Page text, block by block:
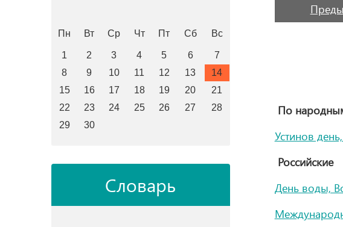
Пн Вт Ср Чт Пт Сб Вс
1 2 3 4 5 6
7
8
9 10 11 12 13
14
15
16 17 18 19 20
21
22
23 24 25 26 27
28
29
30
Словарь
По
Устинов
Российские
День воды,